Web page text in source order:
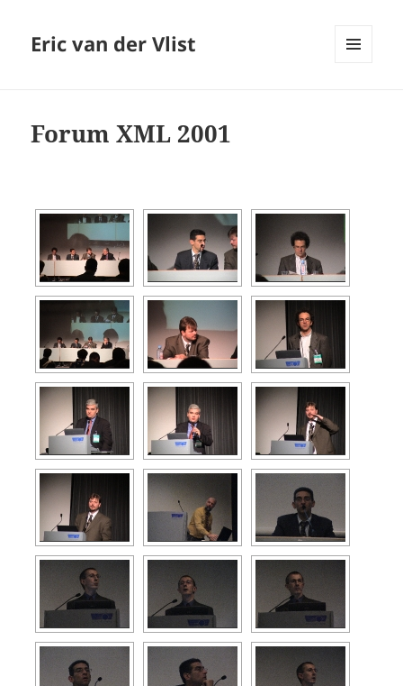
Eric van der Vlist
Forum XML 2001